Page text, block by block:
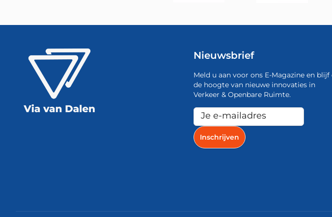
Nieuwsbrief
Meld u aan voor ons E-Magazine en blijf
de hoogte van nieuwe innovaties in
Verkeer & Openbare Ruimte.